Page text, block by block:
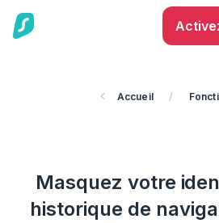
Accueil /
Masquez votre
historique de